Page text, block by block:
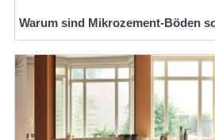
Warum sind Mikrozement-Böden